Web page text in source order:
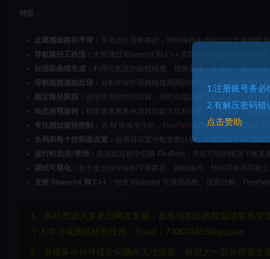
特征：
走廊感知路径平滑： 平滑原生导航路径，同时保持生成的点位于有效的
导航路径工作流： 支持通过 Blueprint 和 C++ 实现 UNavigationPath 平
自适应曲线生成： 利用可配置的曲线锐度、拐角偏移、支撑点、重采样
导航链接感知处理： 分割并保护导航链接周围的路径段，以保持遍历行为
稳定路径跟踪： 使用平滑的中间目标，同时在端点和导航链接附近保持更
动态前视旋转： 根据速度将角色旋转到前方目标位置，以实现更平滑的
专注感知旋转控制： 当 AI 游戏专注时， FlexPath 旋转会后退，帮助其与
全局和每个控制器设置： 在项目设置中配置默认​​值，或覆盖每个 AI 控制
运行时启用/禁用： 在游戏过程中切换 FlexPath，并在可能的情况下恢复
调试可视化： 在开发过程中绘制平滑路径、原始路径、转向目标和导航走
支持 Blueprint 和 C++： 包含 Blueprint 可调用函数、设置结构、
1、本站资源大多来自网友发稿，如有侵犯你的权益请联系管
个人学习或测试研究使用，Email：730033856@qq.com
2、有很多小伙伴经常问插件无法安装，有很大一部分用英文
1.注册账号务必
2.有解压密码错
点击赞助